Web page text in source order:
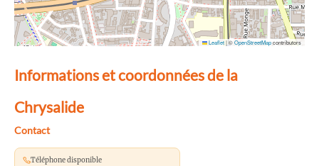
Leaflet|©OpenStreetMapcontributors
Informations et coordonnées de la
Chrysalide
Contact
Téléphone disponible